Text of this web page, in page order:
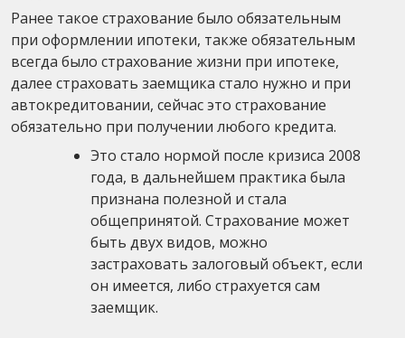
Ранее такое страхование было обязательным
при оформлении ипотеки, также обязательным
всегда было страхование жизни при ипотеке,
далее страховать заемщика стало нужно и при
автокредитовании, сейчас это страхование
обязательно при получении любого кредита.
Это стало нормой после кризиса 2008
года, в дальнейшем практика была
признана полезной и стала
общепринятой. Страхование может
быть двух видов, можно
застраховать залоговый объект, если
он имеется, либо страхуется сам
заемщик.